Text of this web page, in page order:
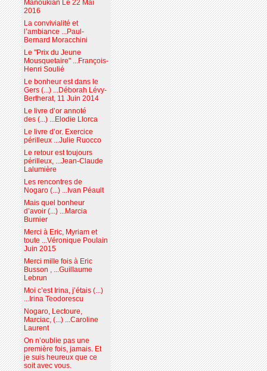
Manoukian Le 22 Mai
2016
La convivialité et
l’ambiance ...Paul-
Bernard Moracchini
Le "Prix du Jeune
Mousquetaire" ...François-
Henri Soulié
Le bonheur est dans le
Gers (...) ...Déborah Lévy-
Bertherat, 11 Juin 2014
Le livre d’or annoté
des (...) ...Elodie Llorca
Le livre d’or. Exercice
périlleux ...Julie Ruocco
Le retour est toujours
périlleux, ...Jean-Claude
Lalumière
Les rencontres de
Nogaro (...) ...Ivan Péault
Mais quel bonheur
d’avoir (...) ...Marcia
Burnier
Merci à Eric, Myriam et
toute ...Véronique Poulain
Juin 2015
Merci mille fois à Eric
Busson , ...Guillaume
Lebrun
Moi c’est Irina, j’étais (...)
...Irina Teodorescu
Nogaro, Lectoure,
Marciac, (...) ...Caroline
Laurent
On n’oublie pas une
première fois, jamais. Et
je suis heureux que ce
soit avec vous.